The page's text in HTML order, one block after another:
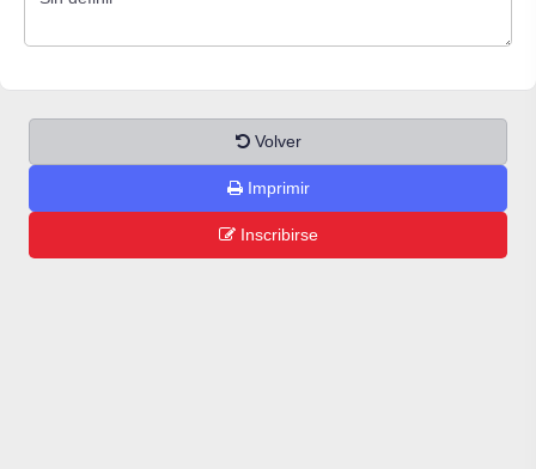
Volver
Imprimir
Inscribirse